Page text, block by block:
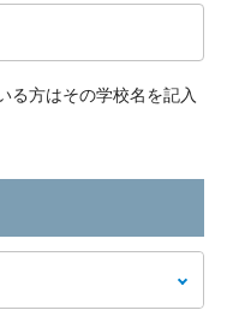
る方はその学校名を記入